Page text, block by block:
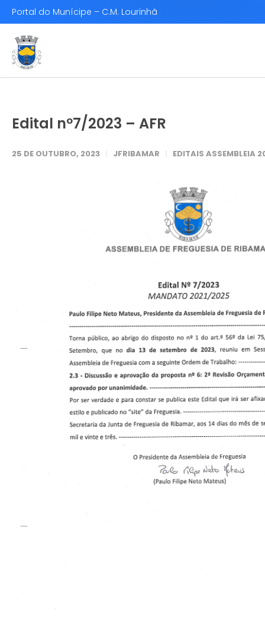
Portal do Munícipe – C.M. Lourinhã
Edital nº7/2023 – AFR
25 DE OUTUBRO, 2023 JFRIBAMAR EDITAIS ASSEMBLEIA